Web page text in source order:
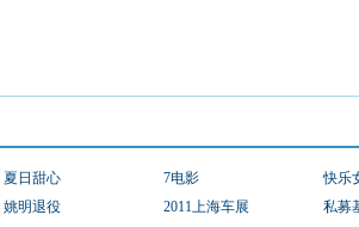
夏日甜心 7电影
快乐
姚明退役 2011上海车展
私募